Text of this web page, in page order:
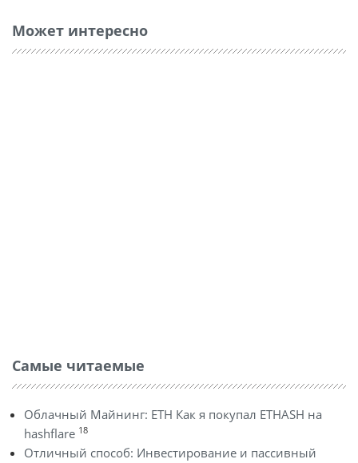
Может интересно
Самые читаемые
Облачный Майнинг: ETH Как я покупал ETHASH на
hashflare 18
Отличный способ: Инвестирование и пассивный